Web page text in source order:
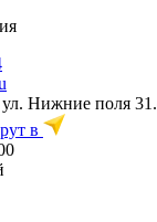
Нижние поля
в